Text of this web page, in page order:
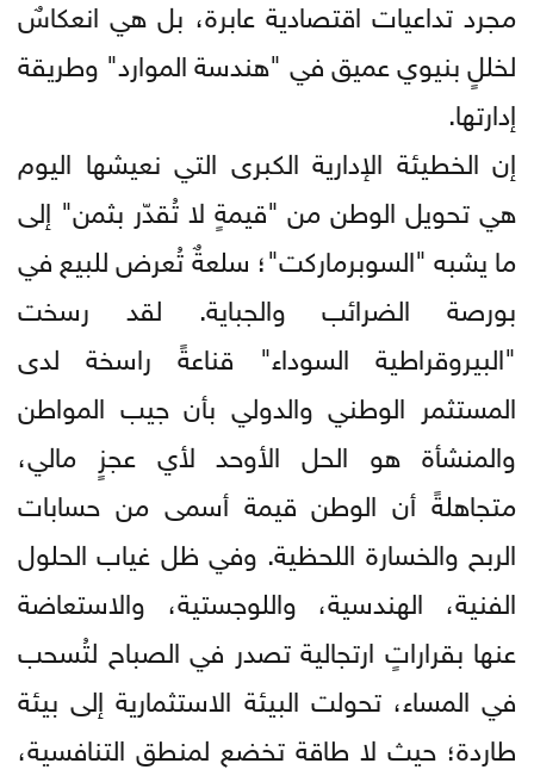
مجرد تداعيات اقتصادية عابرة، بل هي انعكاسٌ
لخللٍ بنيوي عميق في "هندسة الموارد" وطريقة
إدارتها.
إن الخطيئة الإدارية الكبرى التي نعيشها اليوم
هي تحويل الوطن من "قيمةٍ لا تُقدّر بثمن" إلى
ما يشبه "السوبرماركت"؛ سلعةٌ تُعرض للبيع في
بورصة الضرائب والجباية. لقد رسخت
"البيروقراطية السوداء" قناعةً راسخة لدى
المستثمر الوطني والدولي بأن جيب المواطن
والمنشأة هو الحل الأوحد لأي عجزٍ مالي،
متجاهلةً أن الوطن قيمة أسمى من حسابات
الربح والخسارة اللحظية. وفي ظل غياب الحلول
الفنية، الهندسية، واللوجستية، والاستعاضة
عنها بقراراتٍ ارتجالية تصدر في الصباح لتُسحب
في المساء، تحولت البيئة الاستثمارية إلى بيئة
طاردة؛ حيث لا طاقة تخضع لمنطق التنافسية،